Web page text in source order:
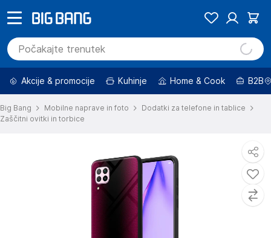
Akcije & promocije Kuhinje Home & Cook B2B
Big Bang Mobilne naprave in foto
Dodatki za telefone in tablice
Zaščitni ovitki in torbice